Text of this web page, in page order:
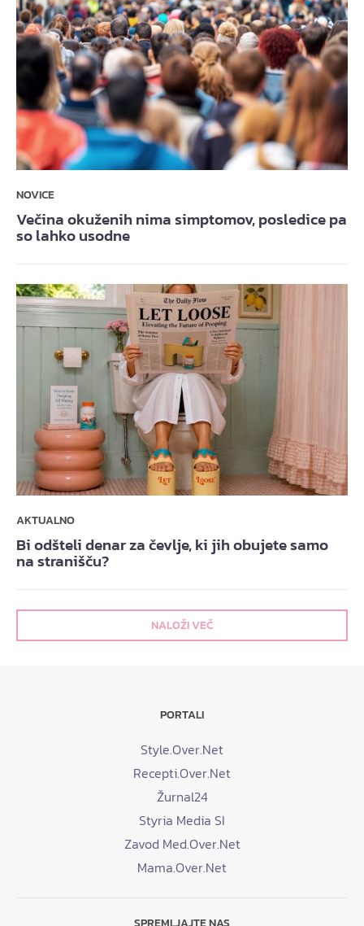
NOVICE
Večina okuženih nima simptomov, posledice pa
so lahko usodne
AKTUALNO
Bi odšteli denar za čevlje, ki jih obujete samo
na stranišču?
NALOŽI VEČ
PORTALI
Style.Over.Net
Recepti.Over.Net
Žurnal24
Styria Media SI
Zavod Med.Over.Net
Mama.Over.Net